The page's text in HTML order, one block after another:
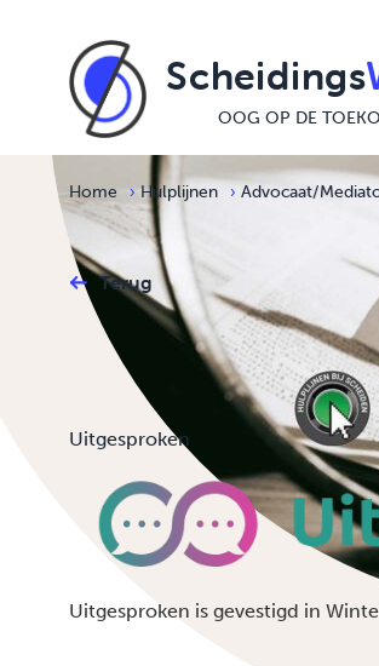
Scheidings
OOG OP DE
Home › Hulplijnen › Advocaat/
Terug
Uitgesproken
Uitgesproken is gevestigd in